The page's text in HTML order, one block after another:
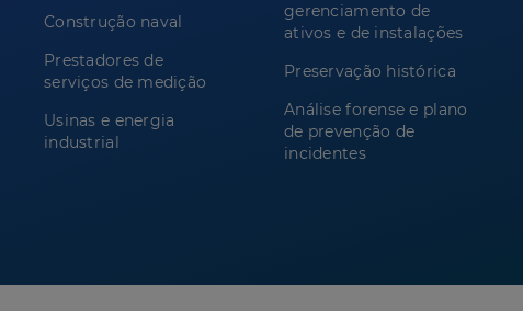
Construção naval
Prestadores de
serviços de medição
Usinas e energia
industrial
gerenciamento de
ativos e de instalações
Preservação histórica
Análise forense e plano
de prevenção de
incidentes